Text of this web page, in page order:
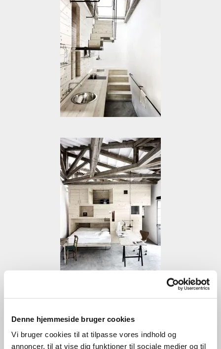
Denne hjemmeside bruger cookies
Vi bruger cookies til at tilpasse vores indhold og
annoncer, til at vise dig funktioner til sociale medier og til